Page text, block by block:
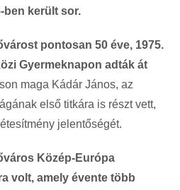
ben került sor.
pontosan 50 éve, 1975.
Gyermeknapon adták át
maga Kádár János, az
első titkára is részt vett,
jelentőségét.
Közép-Európa
volt, amely évente több